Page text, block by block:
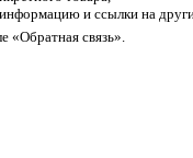
и ссылки на
«Обратная связь».